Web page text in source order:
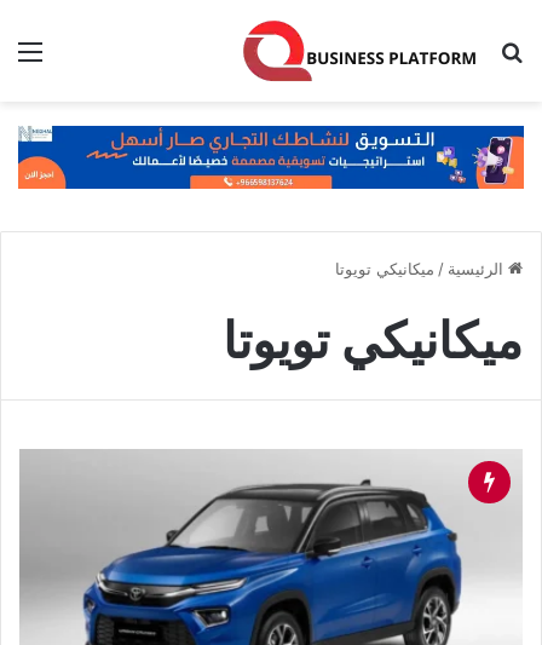
بحث عن
الرئيسية / ميكانيكي تويوتا
ميكانيكي تويوتا